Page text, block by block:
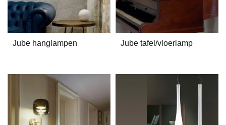
Jube hanglampen Jube tafel/vloerlamp